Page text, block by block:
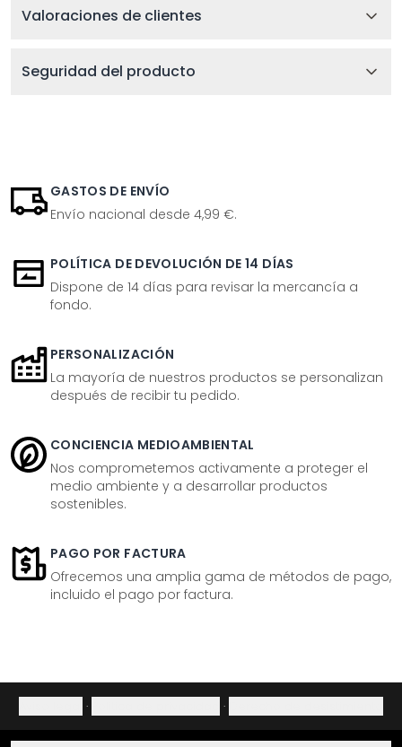
Valoraciones de clientes
Seguridad del producto
GASTOS DE ENVÍO
Envío nacional desde 4,99 €.
POLÍTICA DE DEVOLUCIÓN DE 14 DÍAS
Dispone de 14 días para revisar la mercancía a
fondo.
PERSONALIZACIÓN
La mayoría de nuestros productos se personalizan
después de recibir tu pedido.
CONCIENCIA MEDIOAMBIENTAL
Nos comprometemos activamente a proteger el
medio ambiente y a desarrollar productos
sostenibles.
PAGO POR FACTURA
Ofrecemos una amplia gama de métodos de pago,
incluido el pago por factura.
· ·